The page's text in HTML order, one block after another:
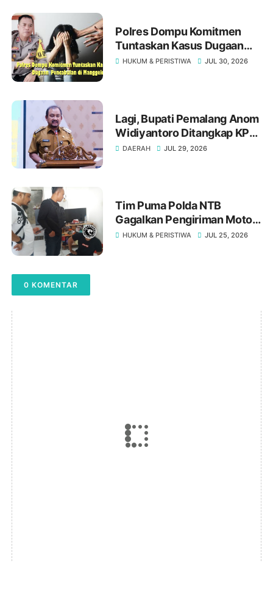
Polres Dompu Komitmen
Tuntaskan Kasus Dugaan
Pencabulan di Manggelewa
HUKUM & PERISTIWA JUL 30, 2026
Lagi, Bupati Pemalang Anom
Widiyantoro Ditangkap KPK
Tengah Malam
DAERAH JUL 29, 2026
Tim Puma Polda NTB
Gagalkan Pengiriman Motor
Curian ke Dompu, Dua
HUKUM & PERISTIWA JUL 25, 2026
0 KOMENTAR